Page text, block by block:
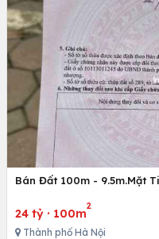
Bán Đất 100m - 9.5m.Mặt
24 tỷ · 100m
2
Thành phố Hà Nội